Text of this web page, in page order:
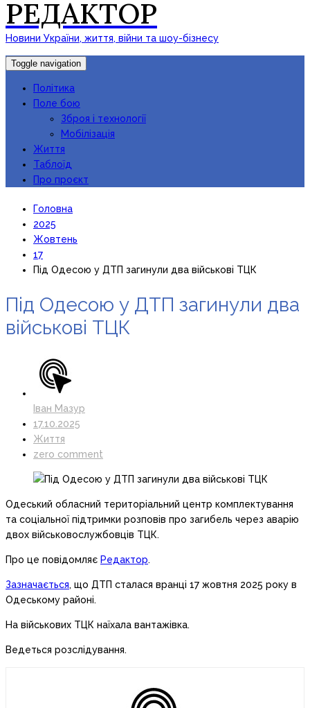
РЕДАКТОР
Новини України, життя, війни та шоу-бізнесу
Toggle navigation
Політика
Поле бою
Зброя і технології
Мобілізація
Життя
Таблоїд
Про проєкт
Головна
2025
Жовтень
17
Під Одесою у ДТП загинули два військові ТЦК
Під Одесою у ДТП загинули два
військові ТЦК
Іван Мазур
17.10.2025
Життя
zero comment
Одеський обласний територіальний центр комплектування
та соціальної підтримки розповів про загибель через аварію
двох військовослужбовців ТЦК.
Про це повідомляє Редактор.
Зазначається, що ДТП сталася вранці 17 жовтня 2025 року в
Одеському районі.
На військових ТЦК наїхала вантажівка.
Ведеться розслідування.